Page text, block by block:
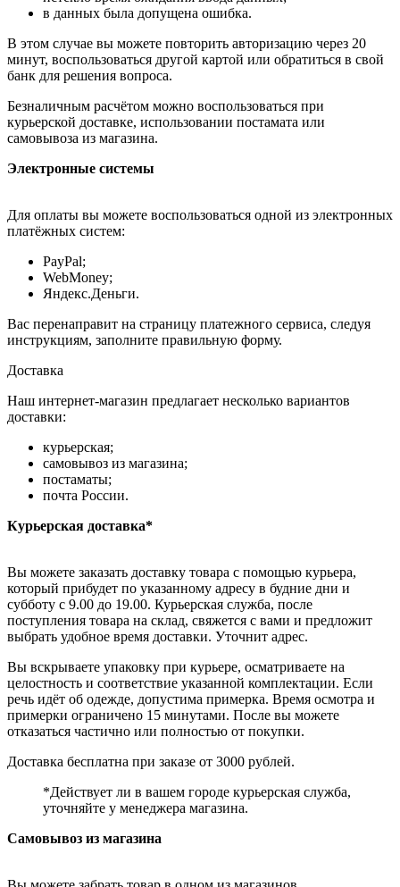
в данных была допущена ошибка.
В этом случае вы можете повторить авторизацию через 20
минут, воспользоваться другой картой или обратиться в свой
банк для решения вопроса.
Безналичным расчётом можно воспользоваться при
курьерской доставке, использовании постамата или
самовывоза из магазина.
Электронные системы
Для оплаты вы можете воспользоваться одной из электронных
платёжных систем:
PayPal;
WebMoney;
Яндекс.Деньги.
Вас перенаправит на страницу платежного сервиса, следуя
инструкциям, заполните правильную форму.
Доставка
Наш интернет-магазин предлагает несколько вариантов
доставки:
курьерская;
самовывоз из магазина;
постаматы;
почта России.
Курьерская доставка*
Вы можете заказать доставку товара с помощью курьера,
который прибудет по указанному адресу в будние дни и
субботу с 9.00 до 19.00. Курьерская служба, после
поступления товара на склад, свяжется с вами и предложит
выбрать удобное время доставки. Уточнит адрес.
Вы вскрываете упаковку при курьере, осматриваете на
целостность и соответствие указанной комплектации. Если
речь идёт об одежде, допустима примерка. Время осмотра и
примерки ограничено 15 минутами. После вы можете
отказаться частично или полностью от покупки.
Доставка бесплатна при заказе от 3000 рублей.
*Действует ли в вашем городе курьерская служба,
уточняйте у менеджера магазина.
Самовывоз из магазина